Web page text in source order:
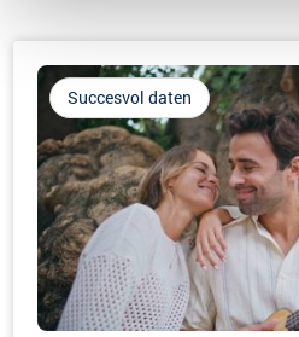
Succesvol daten